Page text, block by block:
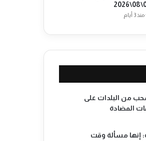
منذ 3 أيام
من البلدات على
المضادة
إنها مسألة وقت